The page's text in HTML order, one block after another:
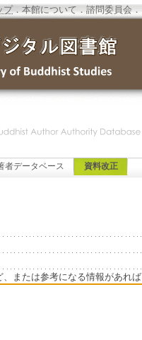
プ．本館について ．諮問委員会 ．
者データベース 資料改正
、または参考になる情報があれ